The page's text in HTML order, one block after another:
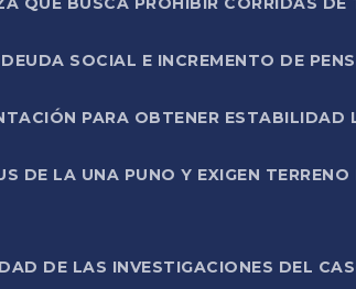
SOCIAL E INCREMENTO DE
PARA OBTENER ESTABILIDAD
DE LA UNA PUNO Y EXIGEN TERRENO
DE LAS INVESTIGACIONES DEL